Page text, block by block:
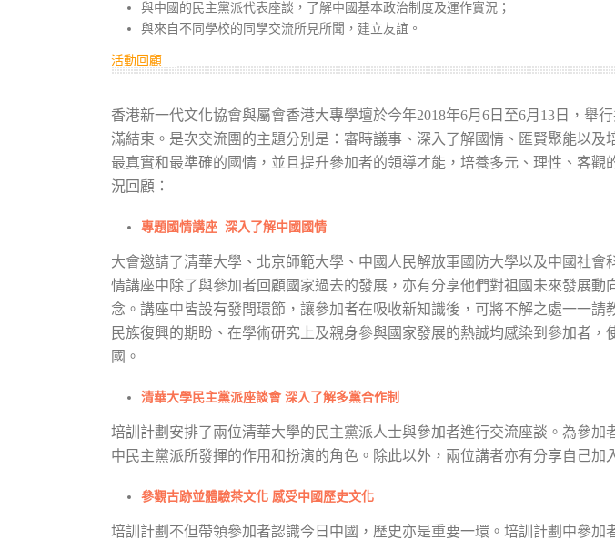
與中國的民主黨派代表座談，了解中國基本政治制度及運作實況；
與來自不同學校的同學交流所見所聞，建立友誼。
活動回顧
香港新一代文化協會與屬會香港大專學壇於今年2018年6月6日至6月13日，舉
滿結束。是次交流團的主題分別是：審時議事、深入了解國情、匯賢聚能以
最真實和最準確的國情，並且提升參加者的領導才能，培養多元、理性、客
況回顧：
專題國情講座 深入了解中國國情
大會邀請了清華大學、北京師範大學、中國人民解放軍國防大學以及中國社
情講座中除了與參加者回顧國家過去的發展，亦有分享他們對祖國未來發展
念。講座中皆設有發問環節，讓參加者在吸收新知識後，可將不解之處一一
民族復興的期盼、在學術研究上及親身參與國家發展的熱誠均感染到參加者
國。
清華大學民主黨派座談會 深入了解多黨合作制
培訓計劃安排了兩位清華大學的民主黨派人士與參加者進行交流座談。為參
中民主黨派所發揮的作用和扮演的角色。除此以外，兩位講者亦有分享自己
參觀古跡並體驗茶文化 感受中國歷史文化
培訓計劃不但帶領參加者認識今日中國，歷史亦是重要一環。培訓計劃中參